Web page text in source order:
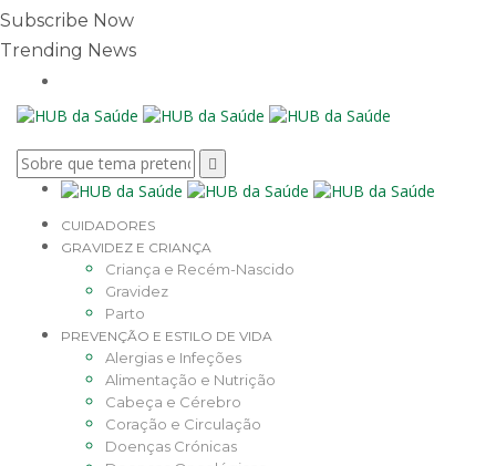
Subscribe Now
Trending News
CUIDADORES
GRAVIDEZ E CRIANÇA
Criança e Recém-Nascido
Gravidez
Parto
PREVENÇÃO E ESTILO DE VIDA
Alergias e Infeções
Alimentação e Nutrição
Cabeça e Cérebro
Coração e Circulação
Doenças Crónicas